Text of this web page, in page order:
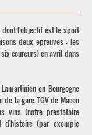
dont l'objectif est le sport
deux épreuves : les
coureurs) en avril dans
en Bourgogne
de la gare TGV de Macon
vins (notre prestataire
d'histoire (par exemple